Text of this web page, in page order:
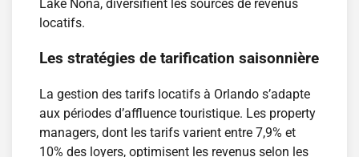
Lake Nona, diversifient les sources de revenus
locatifs.
Les stratégies de tarification saisonnière
La gestion des tarifs locatifs à Orlando s’adapte
aux périodes d’affluence touristique. Les property
managers, dont les tarifs varient entre 7,9% et
10% des loyers, optimisent les revenus selon les